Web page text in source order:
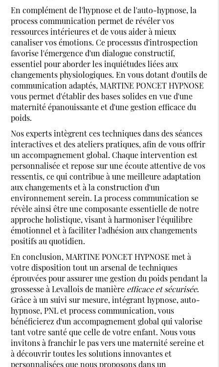
En complément de l'hypnose et de l'auto-hypnose, la
process communication permet de révéler vos
ressources intérieures et de vous aider à mieux
canaliser vos émotions. Ce processus d'introspection
favorise l'émergence d'un dialogue constructif,
essentiel pour aborder les inquiétudes liées aux
changements physiologiques. En vous dotant d'outils de
communication adaptés, MARTINE PONCET HYPNOSE
vous permet d'établir des bases solides en vue d'une
maternité épanouissante et d'une gestion efficace du
poids.
Nos experts intègrent ces techniques dans des séances
interactives et des ateliers pratiques, afin de vous offrir
un accompagnement global. Chaque intervention est
personnalisée et repose sur une écoute attentive de vos
ressentis, ce qui contribue à une meilleure adaptation
aux changements et à la construction d'un
environnement serein. La process communication se
révèle ainsi être une composante essentielle de notre
approche holistique, visant à harmoniser l'équilibre
émotionnel et à faciliter l'adhésion aux changements
positifs au quotidien.
En conclusion, MARTINE PONCET HYPNOSE met à
votre disposition tout un arsenal de techniques
éprouvées pour assurer une gestion du poids pendant la
grossesse à Levallois de manière efficace et sécurisée.
Grâce à un suivi sur mesure, intégrant hypnose, auto-
hypnose, PNL et process communication, vous
bénéficierez d'un accompagnement global qui valorise
tant votre santé que celle de votre enfant. Nous vous
invitons à franchir le pas vers une maternité sereine et
à découvrir toutes les solutions innovantes et
personnalisées que nous proposons dans un